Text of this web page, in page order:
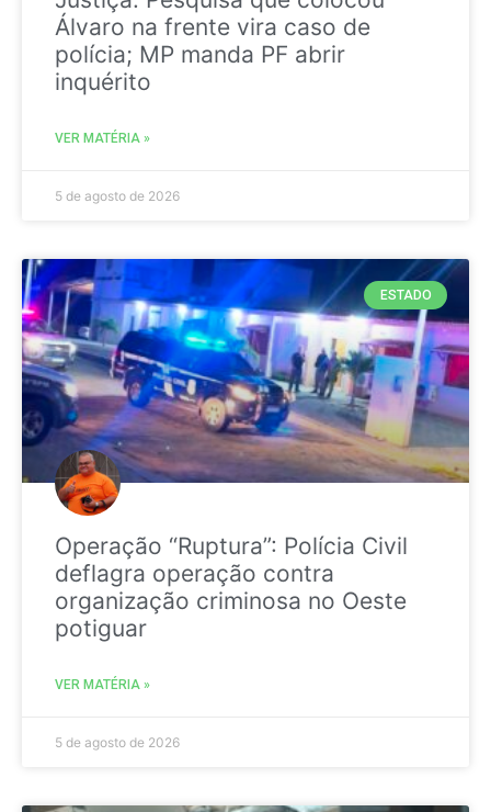
Álvaro na frente vira caso de
polícia; MP manda PF abrir
inquérito
VER MATÉRIA »
5 de agosto de 2026
ESTADO
Operação “Ruptura”: Polícia Civil
deflagra operação contra
organização criminosa no Oeste
potiguar
VER MATÉRIA »
5 de agosto de 2026